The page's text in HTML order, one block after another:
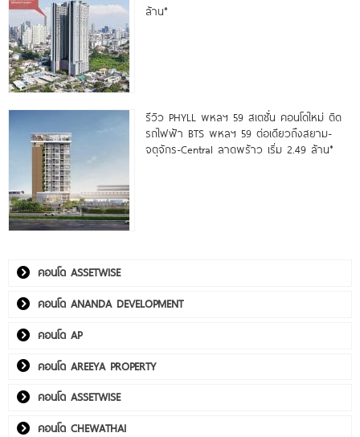
ล้าน*
รีวิว PHYLL พหลฯ 59 สเตชั่น คอนโดใหม่ ติด
รถไฟฟ้า BTS พหลฯ 59 ต่อเดียวถึงสยาม-
จตุจักร-Central ลาดพร้าว เริ่ม 2.49 ล้าน*
คอนโด ASSETWISE
คอนโด ANANDA DEVELOPMENT
คอนโด AP
คอนโด AREEYA PROPERTY
คอนโด ASSETWISE
คอนโด CHEWATHAI